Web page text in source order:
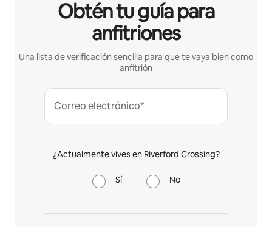
Obtén tu guía para
anfitriones
Una lista de verificación sencilla para que te vaya bien como
anfitrión
Correo electrónico*
¿Actualmente vives en Riverford Crossing?
Sí No